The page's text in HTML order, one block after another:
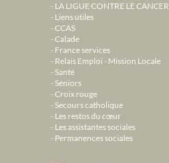
LA LIGUE CONTRE LE CANCER
Liens utiles
CCAS
Calade
France services
Relais Emploi - Mission Locale
Santé
Séniors
Croix rouge
Secours catholique
Les restos du cœur
Les assistantes sociales
Permanences sociales